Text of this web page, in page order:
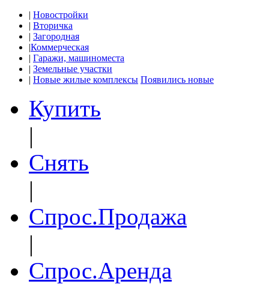
| Новостройки
| Вторичка
| Загородная
|Коммерческая
| Гаражи, машиноместа
| Земельные участки
| Новые жилые комплексы Появились новые
Купить
|
Снять
|
Спрос.Продажа
|
Спрос.Аренда